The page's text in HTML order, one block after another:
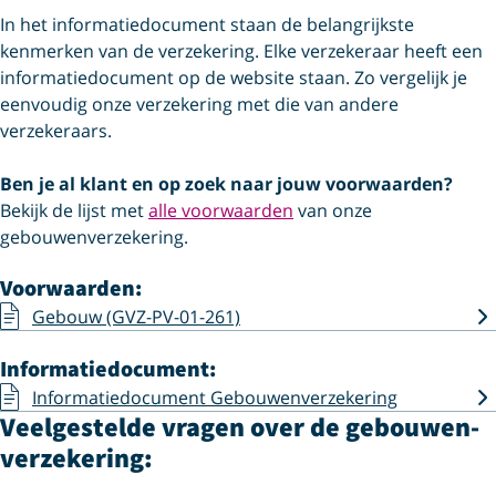
In het informatiedocument staan de belangrijkste
kenmerken van de verzekering. Elke verzekeraar heeft een
informatiedocument op de website staan. Zo vergelijk je
eenvoudig onze verzekering met die van andere
verzekeraars.
Ben je al klant en op zoek naar jouw voorwaarden?
Bekijk de lijst metalle voorwaarden van onze
gebouwenverzekering.
Voorwaarden:
Gebouw (GVZ-PV-01-261)
Informatiedocument:
Informatiedocument Gebouwenverzekering
Veelgestelde vragen over de gebouwen­
verzekering: